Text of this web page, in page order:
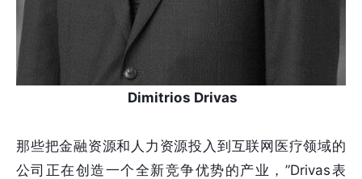
Dimitrios Drivas
那些把金融资源和人力资源投入到互联网医疗领域的
公司正在创造一个全新竞争优势的产业，”Drivas表